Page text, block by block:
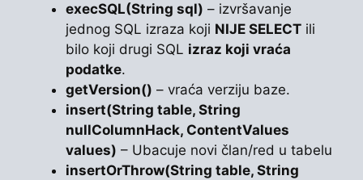
execSQL(String sql) – izvršavanje
jednog SQL izraza koji NIJE SELECT ili
bilo koji drugi SQL izraz koji vraća
podatke.
getVersion() – vraća verziju baze.
insert(String table, String
nullColumnHack, ContentValues
values) – Ubacuje novi član/red u tabelu
insertOrThrow(String table, String